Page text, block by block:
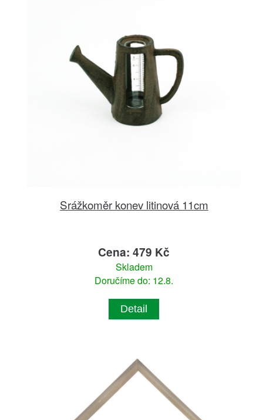
Srážkoměr konev litinová 11cm
Cena: 479 Kč
Skladem
Doručíme do: 12.8.
Detail